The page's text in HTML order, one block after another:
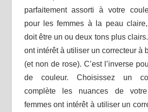
parfaitement assorti à votre
pour les femmes à la peau claire,
doit être un ou deux tons plus
ont intérêt à utiliser un correcteur à
(et non de rose). C’est l’inverse
de couleur. Choisissez un
complète les nuances de
femmes ont intérêt à utiliser un